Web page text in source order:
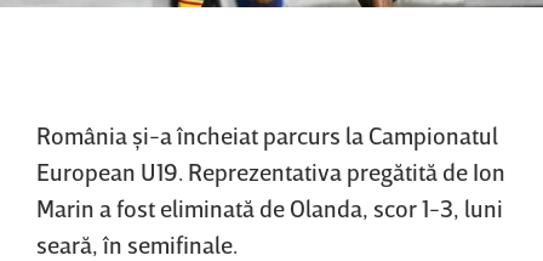
România şi-a încheiat parcurs la Campionatul
European U19. Reprezentativa pregătită de Ion
Marin a fost eliminată de Olanda, scor 1-3, luni
seară, în semifinale.